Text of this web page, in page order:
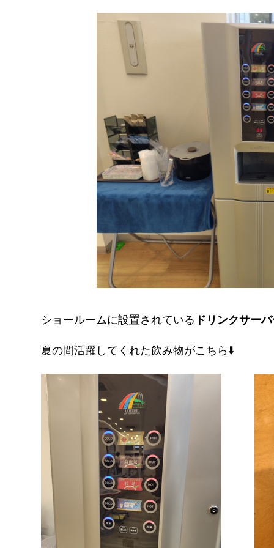
ショールームに設置されている ドリンクサー
夏の間活躍してくれた飲み物がこちら⬇️